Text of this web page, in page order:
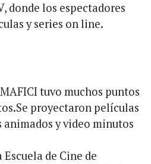
donde los espectadores
y series on line.
tuvo muchos puntos
proyectaron películas
animados y video minutos
de Cine de